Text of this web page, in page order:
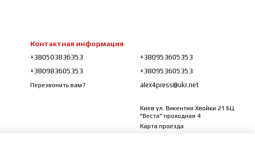
Контактная информация
+380503836353
+380983605353
Перезвонить вам?
+380953605353
+380953605353
alex4press@ukr.net
Киев ул. Викентия Хвойки 21 БЦ
"Веста" проходная 4
Карта проезда